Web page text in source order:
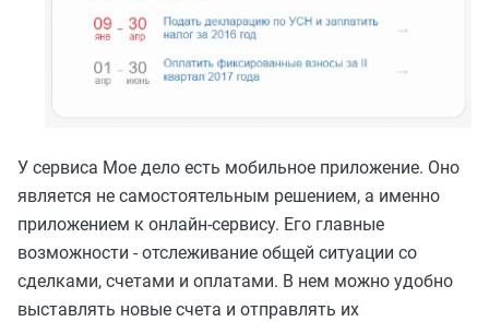
У сервиса Мое дело есть мобильное приложение. Оно
является не самостоятельным решением, а именно
приложением к онлайн-сервису. Его главные
возможности - отслеживание общей ситуации со
сделками, счетами и оплатами. В нем можно удобно
выставлять новые счета и отправлять их